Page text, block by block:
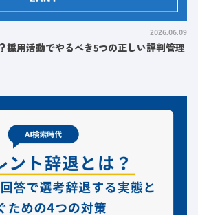
2026.06.09
採用活動でやるべき5つの正しい評判管理